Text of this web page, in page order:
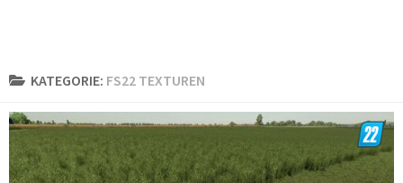
KATEGORIE: FS22 TEXTUREN